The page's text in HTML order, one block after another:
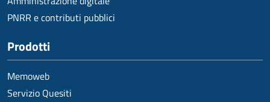
PNRR e contributi pubblici
Prodotti
Memoweb
Servizio Quesiti